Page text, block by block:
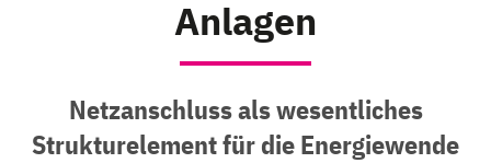
Anlagen
Netzanschluss als wesentliches
Strukturelement für die Energiewende